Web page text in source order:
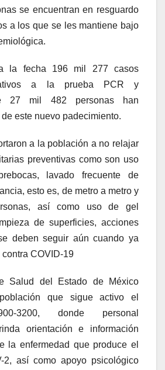
se encuentran en resguardo
a los que se les mantiene bajo
la fecha 196 mil 277 casos
a la prueba PCR y
27 mil 482 personas han
este nuevo padecimiento.
a la población a no relajar
preventivas como son uso
lavado frecuente de
esto es, de metro a metro y
así como uso de gel
de superficies, acciones
deben seguir aún cuando ya
COVID-19
Salud del Estado de México
que sigue activo el
3200, donde personal
orientación e información
la enfermedad que produce el
2, así como apoyo psicológico